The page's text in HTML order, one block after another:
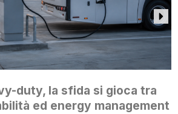
duty, la sfida si gioca tra
ed energy management